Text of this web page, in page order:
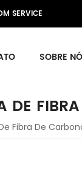
SERVICE
SOBRE
DE
Fibra De